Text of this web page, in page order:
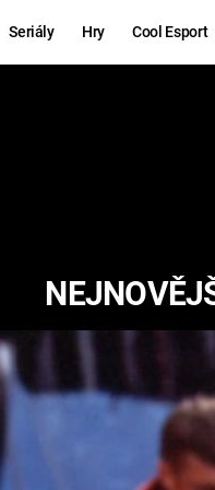
Seriály Hry Cool Esport
A
10